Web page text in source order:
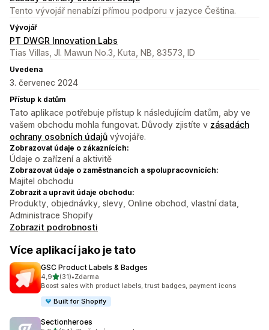
Tento vývojář nenabízí přímou podporu v jazyce Čeština.
Vývojář
PT DWGR Innovation Labs
Tias Villas, Jl. Mawun No.3, Kuta, NB, 83573, ID
Uvedena
3. červenec 2024
Přístup k datům
Tato aplikace potřebuje přístup k následujícím datům, aby ve
vašem obchodu mohla fungovat. Důvody zjistíte v zásadách
ochrany osobních údajů vývojáře.
Zobrazovat údaje o zákaznících:
Údaje o zařízení a aktivitě
Zobrazovat údaje o zaměstnancích a spolupracovnících:
Majitel obchodu
Zobrazit a upravit údaje obchodu:
Produkty, objednávky, slevy, Online obchod, vlastní data,
Administrace Shopify
Zobrazit podrobnosti
Více aplikací jako je tato
GSC Product Labels & Badges
4,9z 5 hvězd
(31)
Celkový počet recenzí: 31
•Zdarma
Boost sales with product labels, trust badges, payment icons
Built for Shopify
Sectionheroes